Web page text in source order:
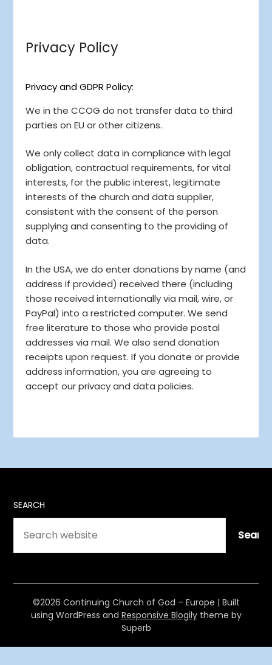
Privacy Policy
Privacy and GDPR Policy:
We in the CCOG do not transfer data to third
parties on EU or other citizens.
We only collect data in compliance with legal
obligation, contractual requirements, for vital
interests, for the public interest, legitimate
interests of the church and data supplier,
consistent with the consent of the person
supplying and consenting to the providing of
data.
In the USA, we do enter donations by name (and
address if provided) received there (including
those received internationally via mail, wire, or
PayPal) into a restricted computer. We send
free literature to those who provide postal
addresses via mail. We also send donation
receipts upon request. If you donate or provide
address information, you are agreeing to
accept our privacy and data policies.
SEARCH
©2026 Continuing Church of God – Europe | Built
using WordPress and Responsive Blogilytheme by
Superb